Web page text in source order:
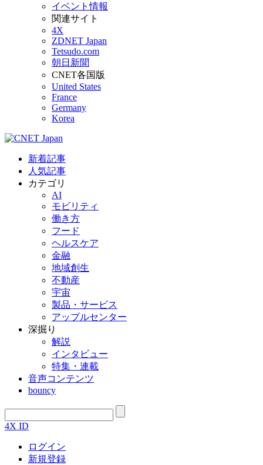
イベント情報
関連サイト
4X
ZDNET Japan
Tetsudo.com
朝日新聞
CNET各国版
United States
France
Germany
Korea
新着記事
人気記事
カテゴリ
AI
モビリティ
働き方
フード
ヘルスケア
金融
地域創生
不動産
宇宙
製品・サービス
アップルセンター
深掘り
解説
インタビュー
特集・連載
音声コンテンツ
bouncy
4X ID
ログイン
新規登録